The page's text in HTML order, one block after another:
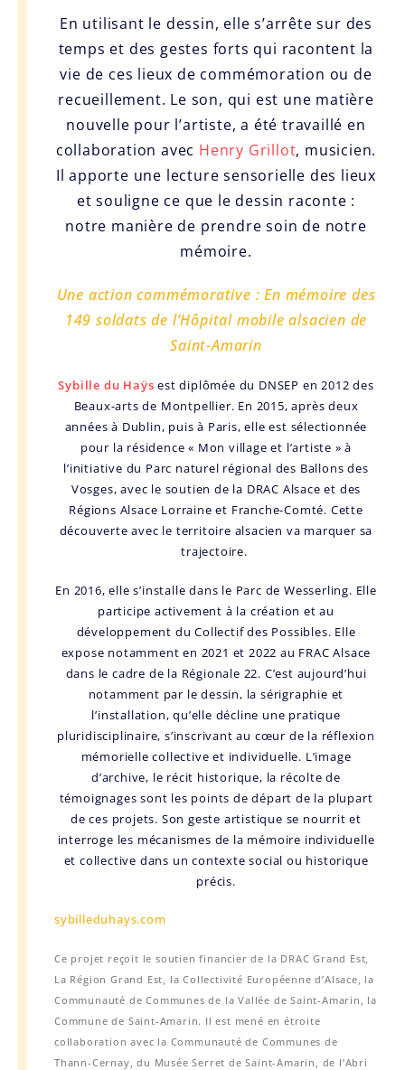
En utilisant le dessin, elle s’arrête sur des
temps et des gestes forts qui racontent la
vie de ces lieux de commémoration ou de
recueillement. Le son, qui est une matière
nouvelle pour l’artiste, a été travaillé en
collaboration avec Henry Grillot, musicien.
Il apporte une lecture sensorielle des lieux
et souligne ce que le dessin raconte :
notre manière de prendre soin de notre
mémoire.
Une action commémorative : En mémoire des
149 soldats de l’Hôpital mobile alsacien de
Saint-Amarin
Sybille du Haÿs est diplômée du DNSEP en 2012 des
Beaux-arts de Montpellier. En 2015, après deux
années à Dublin, puis à Paris, elle est sélectionnée
pour la résidence « Mon village et l’artiste » à
l’initiative du Parc naturel régional des Ballons des
Vosges, avec le soutien de la DRAC Alsace et des
Régions Alsace Lorraine et Franche-Comté. Cette
découverte avec le territoire alsacien va marquer sa
trajectoire.
En 2016, elle s’installe dans le Parc de Wesserling. Elle
participe activement à la création et au
développement du Collectif des Possibles. Elle
expose notamment en 2021 et 2022 au FRAC Alsace
dans le cadre de la Régionale 22. C’est aujourd’hui
notamment par le dessin, la sérigraphie et
l’installation, qu’elle décline une pratique
pluridisciplinaire, s’inscrivant au cœur de la réflexion
mémorielle collective et individuelle. L’image
d’archive, le récit historique, la récolte de
témoignages sont les points de départ de la plupart
de ces projets. Son geste artistique se nourrit et
interroge les mécanismes de la mémoire individuelle
et collective dans un contexte social ou historique
précis.
sybilleduhays.com
Ce projet reçoit le soutien financier de la DRAC Grand Est,
La Région Grand Est, la Collectivité Européenne d’Alsace, la
Communauté de Communes de la Vallée de Saint-Amarin, la
Commune de Saint-Amarin. Il est mené en étroite
collaboration avec la Communauté de Communes de
Thann-Cernay, du Musée Serret de Saint-Amarin, de l’Abri